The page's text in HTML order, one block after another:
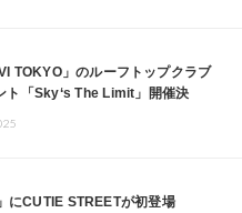
TOKYO」のルーフトップクラブ
ト「Sky‘s The Limit」開催決
にCUTIE STREETが初登場